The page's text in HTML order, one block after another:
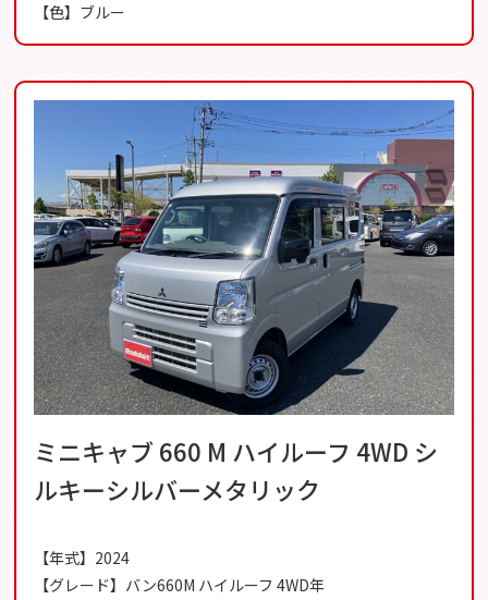
【色】ブルー
ミニキャブ 660 M ハイルーフ 4WD シ
ルキーシルバーメタリック
【年式】2024
【グレード】バン660M ハイルーフ 4WD年